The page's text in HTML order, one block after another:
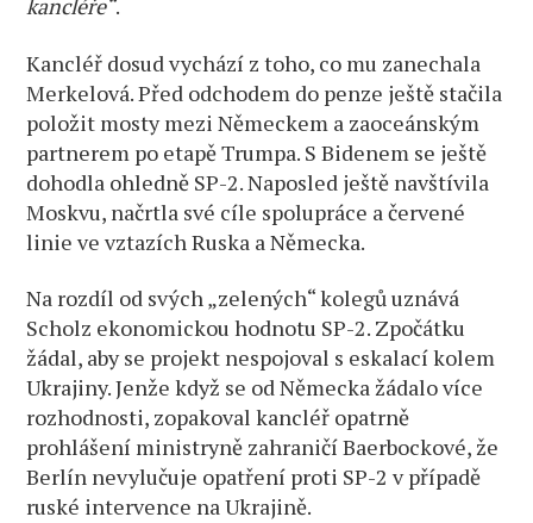
kancléře“.
Kancléř dosud vychází z toho, co mu zanechala
Merkelová. Před odchodem do penze ještě stačila
položit mosty mezi Německem a zaoceánským
partnerem po etapě Trumpa. S Bidenem se ještě
dohodla ohledně SP-2. Naposled ještě navštívila
Moskvu, načrtla své cíle spolupráce a červené
linie ve vztazích Ruska a Německa.
Na rozdíl od svých „zelených“ kolegů uznává
Scholz ekonomickou hodnotu SP-2. Zpočátku
žádal, aby se projekt nespojoval s eskalací kolem
Ukrajiny. Jenže když se od Německa žádalo více
rozhodnosti, zopakoval kancléř opatrně
prohlášení ministryně zahraničí Baerbockové, že
Berlín nevylučuje opatření proti SP-2 v případě
ruské intervence na Ukrajině.